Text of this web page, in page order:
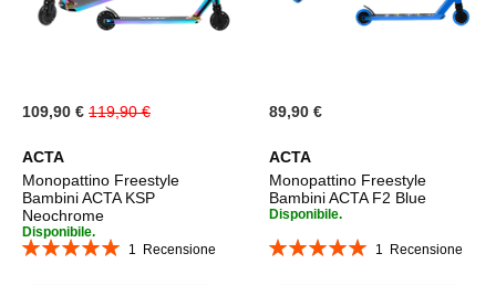
Special
Price
109,90 € 119,90 €
ACTA
Monopattino Freestyle
Bambini ACTA KSP
Neochrome
Disponibile.
Valutazione:
1 Recensione
89,90 €
ACTA
Monopattino Freestyle
Bambini ACTA F2 Blue
Disponibile.
Valutazione:
1 Recensione